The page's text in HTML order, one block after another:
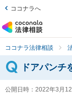
ココナラへ
ココナラ法律相談
ドアパン
公開日時： 2022年3月